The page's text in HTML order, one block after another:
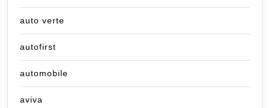
auto verte
autofirst
automobile
aviva